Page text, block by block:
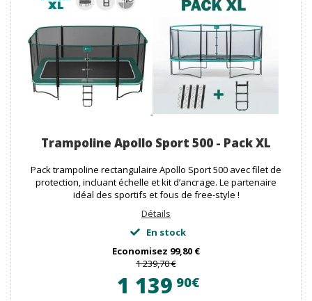
Trampoline Apollo Sport 500 - Pack XL
Pack trampoline rectangulaire Apollo Sport 500 avec filet de
protection, incluant échelle et kit d’ancrage. Le partenaire
idéal des sportifs et fous de free-style !
Détails
En stock
Economisez 99,80 €
1 239,70 €
1 139 90€